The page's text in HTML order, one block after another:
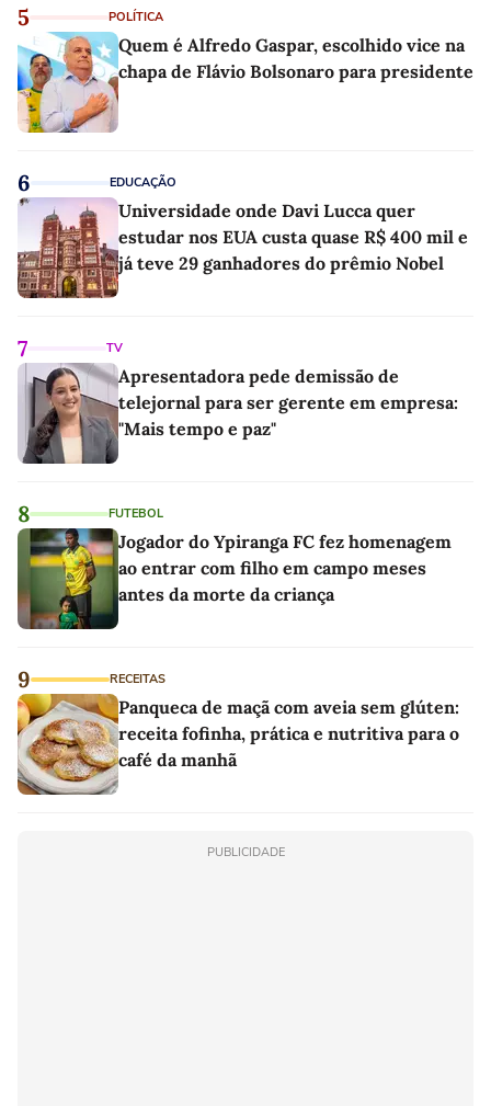
5 POLÍTICA
Quem é Alfredo Gaspar, escolhido vice na
chapa de Flávio Bolsonaro para presidente
6 EDUCAÇÃO
Universidade onde Davi Lucca quer
estudar nos EUA custa quase R$ 400 mil e
já teve 29 ganhadores do prêmio Nobel
7 TV
Apresentadora pede demissão de
telejornal para ser gerente em empresa:
"Mais tempo e paz"
8 FUTEBOL
Jogador do Ypiranga FC fez homenagem
ao entrar com filho em campo meses
antes da morte da criança
9 RECEITAS
Panqueca de maçã com aveia sem glúten:
receita fofinha, prática e nutritiva para o
café da manhã
PUBLICIDADE